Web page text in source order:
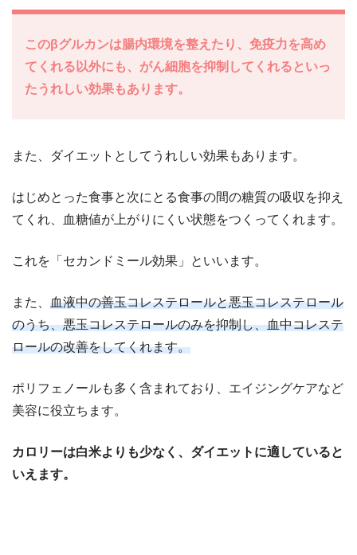
このβグルカンは腸内環境を整えたり、免疫力を高め
てくれる以外にも、がん細胞を抑制してくれるといっ
たうれしい効果もあります。
また、ダイエットとしてうれしい効果もあります。
はじめとった食事と次にとる食事の間の糖質の吸収を抑え
てくれ、血糖値が上がりにくい状態をつくってくれます。
これを「セカンドミール効果」といいます。
また、 血液中の善玉コレステロールと悪玉コレステロール
のうち、悪玉コレステロールのみを抑制し、血中コレステ
ロールの改善をしてくれます。
ポリフェノールも多く含まれており、エイジングケアなど
美容に役立ちます。
カロリーは白米よりも少なく、ダイエットに適していると
いえます。